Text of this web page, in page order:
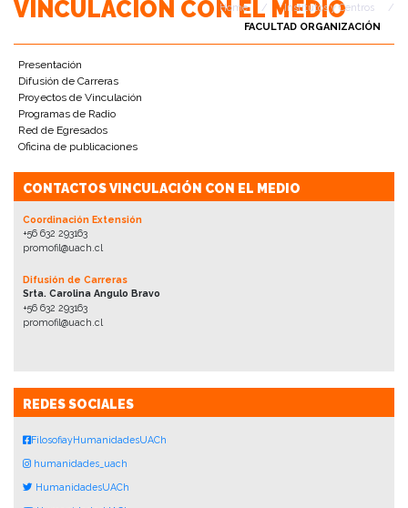
VINCULACIÓN CON EL MEDIO
Home / Institutos y Centros
/
FACULTAD ORGANIZACIÓN
Presentación
Difusión de Carreras
Proyectos de Vinculación
Programas de Radio
Red de Egresados
Oficina de publicaciones
CONTACTOS VINCULACIÓN CON EL MEDIO
Coordinación Extensión
+56 632 293163
promofil@uach.cl
Difusión de Carreras
Srta. Carolina Angulo Bravo
+56 632 293163
promofil@uach.cl
REDES SOCIALES
FilosofiayHumanidadesUACh
humanidades_uach
HumanidadesUACh